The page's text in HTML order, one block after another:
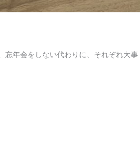
忘年会をしない代わりに、それぞれ大事